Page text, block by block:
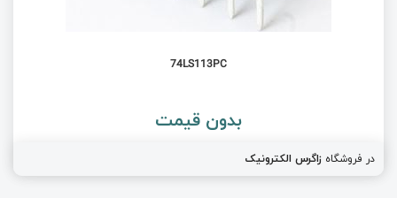
74LS113PC
بدون قیمت
در فروشگاه زاگرس الکترونیک